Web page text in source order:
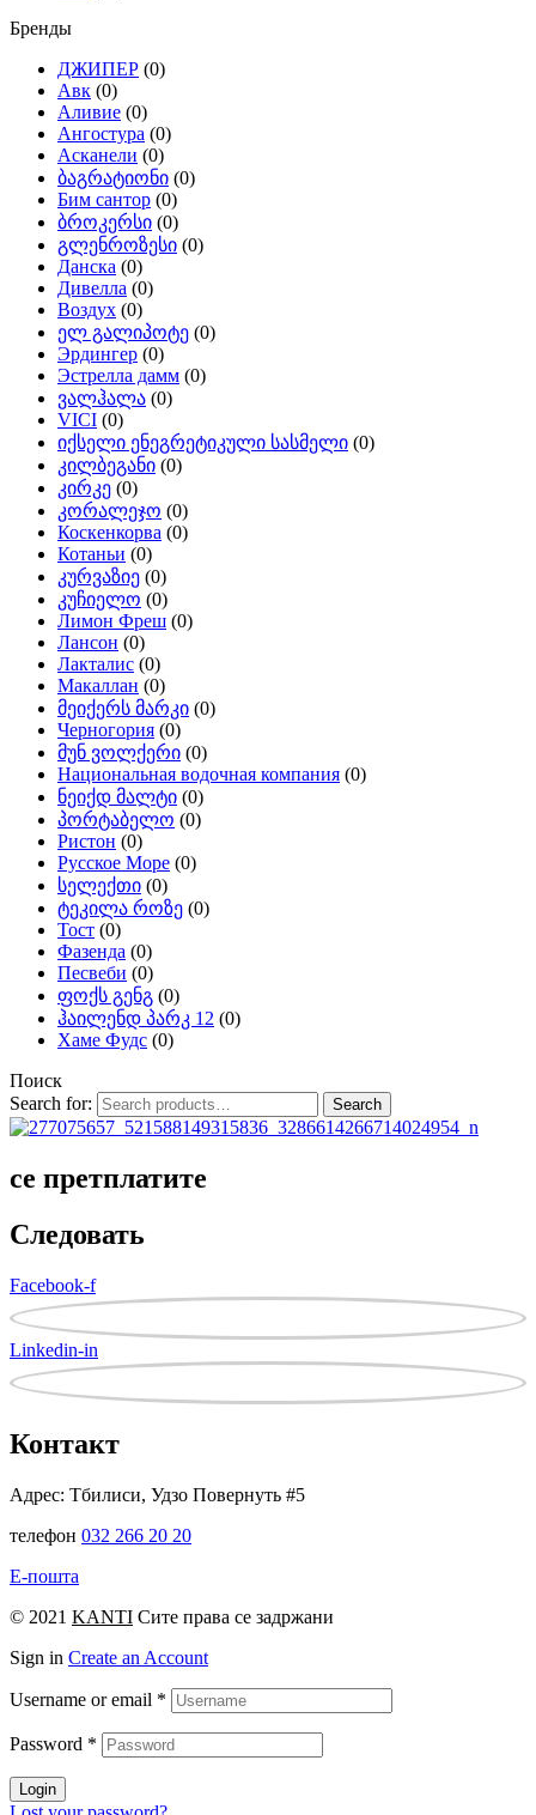
Бренды
ДЖИПЕР (0)
Авк (0)
Аливиe (0)
Ангостура (0)
Асканели (0)
ბაგრატიონი (0)
Бим сантор (0)
ბროკერსი (0)
გლენროზესი (0)
Данска (0)
Дивелла (0)
Воздух (0)
ელ გალიპოტე (0)
Эрдингер (0)
Эстрелла дамм (0)
ვალჰალა (0)
VICI (0)
იქსელი ენეგრეტიკული სასმელი (0)
კილბეგანი (0)
კირკე (0)
კორალეჯო (0)
Коскенкорва (0)
Котаньи (0)
კურვაზიე (0)
კუჩიელო (0)
Лимон Фреш (0)
Лансон (0)
Лакталис (0)
Макаллан (0)
მეიქერს მარკი (0)
Черногория (0)
მუნ ვოლქერი (0)
Национальная водочная компания (0)
ნეიქდ მალტი (0)
პორტაბელო (0)
Ристон (0)
Русское Море (0)
სელექთი (0)
ტეკილა როზე (0)
Тост (0)
Фазенда (0)
Песвеби (0)
ფოქს გენგ (0)
ჰაილენდ პარკ 12 (0)
Хаме Фудс (0)
Поиск
Search for:
Search
се претплатите
Следовать
Facebook-f
Linkedin-in
Контакт
Адрес: Тбилиси, Удзо Повернуть #5
телефон 032 266 20 20
Е-пошта
© 2021 KANTI Сите права се задржани
Sign in Create an Account
Username or email *
Password *
Login